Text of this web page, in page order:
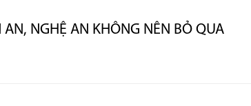
NGHỆ AN KHÔNG NÊN BỎ QUA